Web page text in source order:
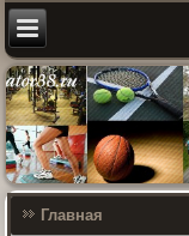
Главная